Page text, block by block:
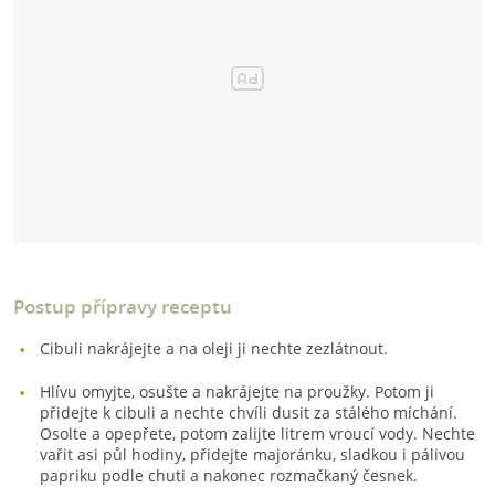
Postup přípravy receptu
Cibuli nakrájejte a na oleji ji nechte zezlátnout.
Hlívu omyjte, osušte a nakrájejte na proužky. Potom ji
přidejte k cibuli a nechte chvíli dusit za stálého míchání.
Osolte a opepřete, potom zalijte litrem vroucí vody. Nechte
vařit asi půl hodiny, přidejte majoránku, sladkou i pálivou
papriku podle chuti a nakonec rozmačkaný česnek.